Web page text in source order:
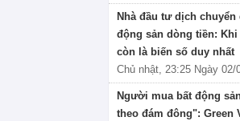
Nhà đầu tư dịch
động sản dòng tiền:
còn là biến số duy nhất
Chủ nhật, 23:25 Ngày 02/
Người mua bất động
theo đám đông": Green